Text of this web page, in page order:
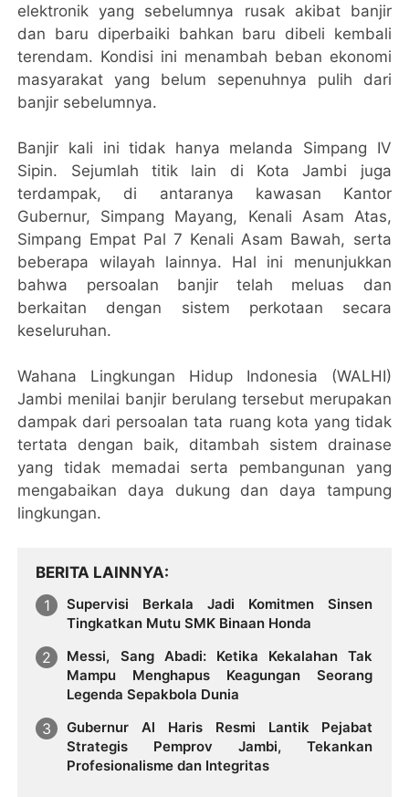
elektronik yang sebelumnya rusak akibat banjir
dan baru diperbaiki bahkan baru dibeli kembali
terendam. Kondisi ini menambah beban ekonomi
masyarakat yang belum sepenuhnya pulih dari
banjir sebelumnya.
Banjir kali ini tidak hanya melanda Simpang IV
Sipin. Sejumlah titik lain di Kota Jambi juga
terdampak, di antaranya kawasan Kantor
Gubernur, Simpang Mayang, Kenali Asam Atas,
Simpang Empat Pal 7 Kenali Asam Bawah, serta
beberapa wilayah lainnya. Hal ini menunjukkan
bahwa persoalan banjir telah meluas dan
berkaitan dengan sistem perkotaan secara
keseluruhan.
Wahana Lingkungan Hidup Indonesia (WALHI)
Jambi menilai banjir berulang tersebut merupakan
dampak dari persoalan tata ruang kota yang tidak
tertata dengan baik, ditambah sistem drainase
yang tidak memadai serta pembangunan yang
mengabaikan daya dukung dan daya tampung
lingkungan.
BERITA LAINNYA
Supervisi Berkala Jadi Komitmen Sinsen
Tingkatkan Mutu SMK Binaan Honda
Messi, Sang Abadi: Ketika Kekalahan Tak
Mampu Menghapus Keagungan Seorang
Legenda Sepakbola Dunia
Gubernur Al Haris Resmi Lantik Pejabat
Strategis Pemprov Jambi, Tekankan
Profesionalisme dan Integritas